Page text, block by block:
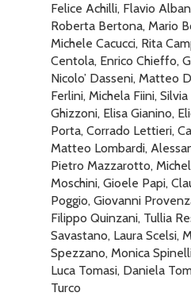
Felice Achilli, Flavio
Roberta Bertona, Mario
Michele Cacucci, Rita
Centola, Enrico Chieffo,
Nicolo’ Dasseni, Matteo
Ferlini, Michela Fiini,
Ghizzoni, Elisa Gianino,
Porta, Corrado Lettieri,
Matteo Lombardi,
Pietro Mazzarotto,
Moschini, Gioele Papi,
Poggio, Giovanni
Filippo Quinzani, Tullia
Savastano, Laura Scelsi,
Spezzano, Monica
Luca Tomasi, Daniela
Turco